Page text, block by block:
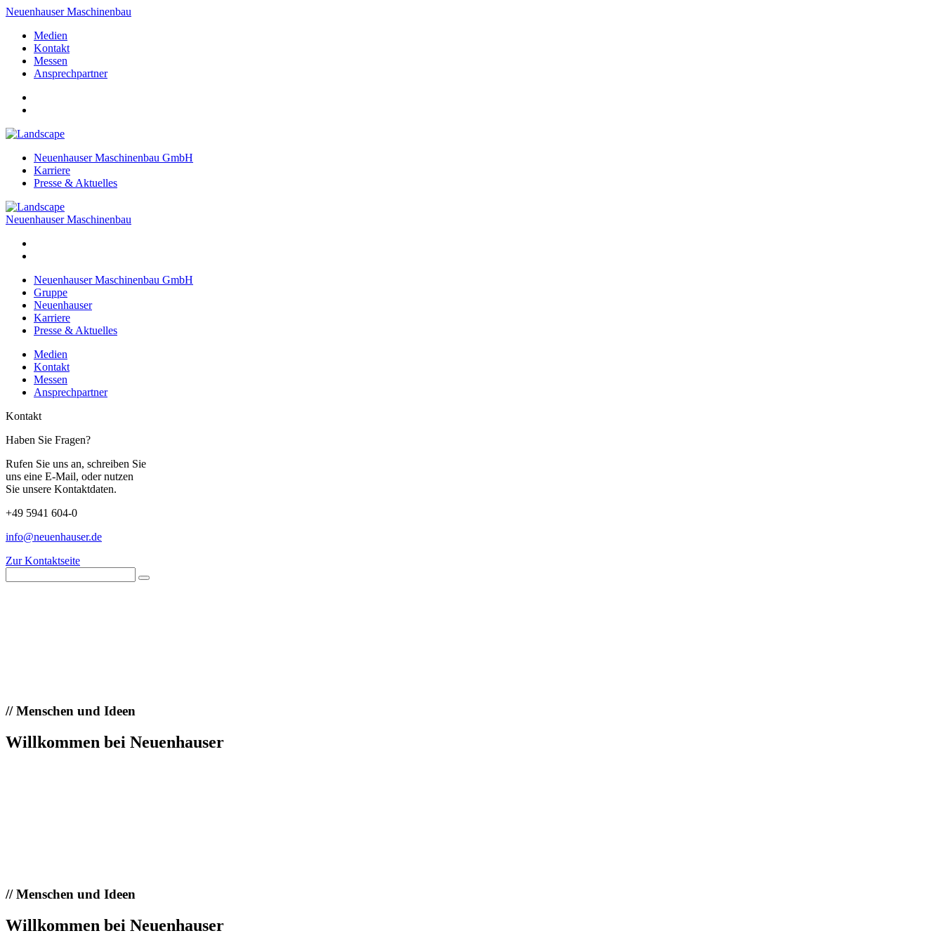
Neuenhauser Maschinenbau
Medien
Kontakt
Messen
Ansprechpartner
Neuenhauser Maschinenbau GmbH
Karriere
Presse & Aktuelles
Neuenhauser Maschinenbau
Neuenhauser Maschinenbau GmbH
Gruppe
Neuenhauser
Karriere
Presse & Aktuelles
Medien
Kontakt
Messen
Ansprechpartner
Kontakt
Haben Sie Fragen?
Rufen Sie uns an, schreiben Sie
uns eine E-Mail, oder nutzen
Sie unsere Kontaktdaten.
+49 5941 604-0
info@neuenhauser.de
Zur Kontaktseite
//Menschen und Ideen
Willkommen bei Neuenhauser
//Menschen und Ideen
Willkommen bei Neuenhauser